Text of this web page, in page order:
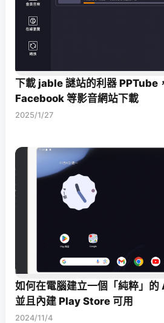
下載 jable 謎站的利器 PPTube
Facebook 等影音網站下載
2025/1/27
如何在電腦建立一個「純粹」
並且內建 Play Store 可用
2024/11/4